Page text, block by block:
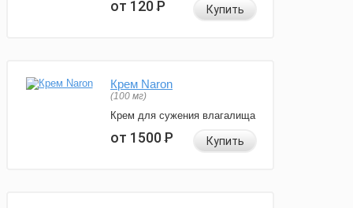
от 120Р Купить
Крем Naron
(100 мг)
Крем для сужения влагалища
от 1500Р Купить